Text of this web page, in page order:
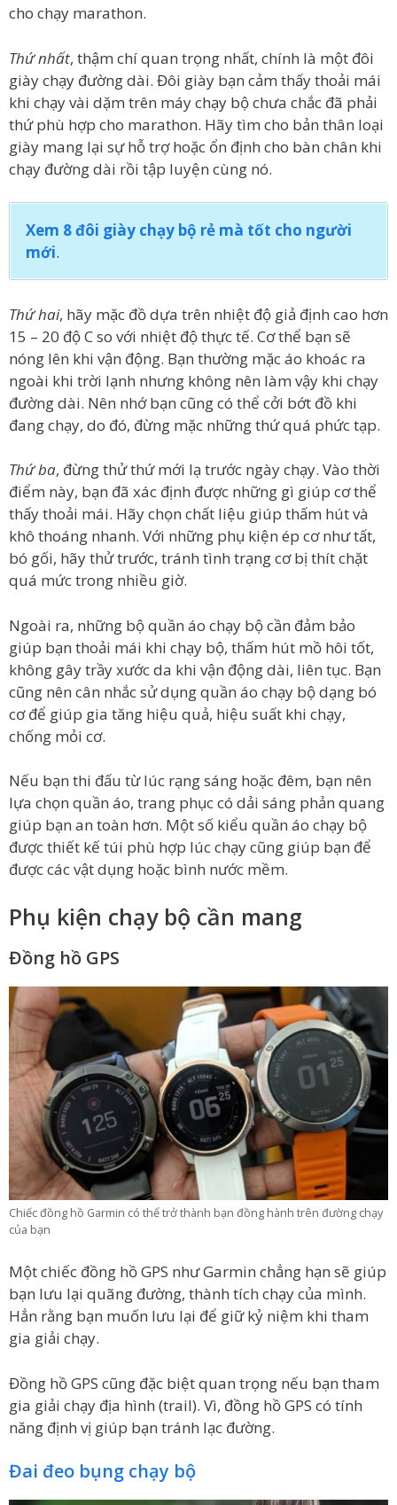
cho chạy marathon.
Thứ nhất, thậm chí quan trọng nhất, chính là một đôi
giày chạy đường dài. Đôi giày bạn cảm thấy thoải mái
khi chạy vài dặm trên máy chạy bộ chưa chắc đã phải
thứ phù hợp cho marathon. Hãy tìm cho bản thân loại
giày mang lại sự hỗ trợ hoặc ổn định cho bàn chân khi
chạy đường dài rồi tập luyện cùng nó.
Xem 8 đôi giày chạy bộ rẻ mà tốt cho người
mới.
Thứ hai, hãy mặc đồ dựa trên nhiệt độ giả định cao hơn
15 – 20 độ C so với nhiệt độ thực tế. Cơ thể bạn sẽ
nóng lên khi vận động. Bạn thường mặc áo khoác ra
ngoài khi trời lạnh nhưng không nên làm vậy khi chạy
đường dài. Nên nhớ bạn cũng có thể cởi bớt đồ khi
đang chạy, do đó, đừng mặc những thứ quá phức tạp.
Thứ ba, đừng thử thứ mới lạ trước ngày chạy. Vào thời
điểm này, bạn đã xác định được những gì giúp cơ thể
thấy thoải mái. Hãy chọn chất liệu giúp thấm hút và
khô thoáng nhanh. Với những phụ kiện ép cơ như tất,
bó gối, hãy thử trước, tránh tình trạng cơ bị thít chặt
quá mức trong nhiều giờ.
Ngoài ra, những bộ quần áo chạy bộ cần đảm bảo
giúp bạn thoải mái khi chạy bộ, thấm hút mồ hôi tốt,
không gây trầy xước da khi vận động dài, liên tục. Bạn
cũng nên cân nhắc sử dụng quần áo chạy bộ dạng bó
cơ để giúp gia tăng hiệu quả, hiệu suất khi chạy,
chống mỏi cơ.
Nếu bạn thi đấu từ lúc rạng sáng hoặc đêm, bạn nên
lựa chọn quần áo, trang phục có dải sáng phản quang
giúp bạn an toàn hơn. Một số kiểu quần áo chạy bộ
được thiết kế túi phù hợp lúc chạy cũng giúp bạn để
được các vật dụng hoặc bình nước mềm.
Phụ kiện chạy bộ cần mang
Đồng hồ GPS
Chiếc đồng hồ Garmin có thể trở thành bạn đồng hành trên đường chạy
của bạn
Một chiếc đồng hồ GPS như Garmin chẳng hạn sẽ giúp
bạn lưu lại quãng đường, thành tích chạy của mình.
Hẳn rằng bạn muốn lưu lại để giữ kỷ niệm khi tham
gia giải chạy.
Đồng hồ GPS cũng đặc biệt quan trọng nếu bạn tham
gia giải chạy địa hình (trail). Vì, đồng hồ GPS có tính
năng định vị giúp bạn tránh lạc đường.
Đai đeo bụng chạy bộ